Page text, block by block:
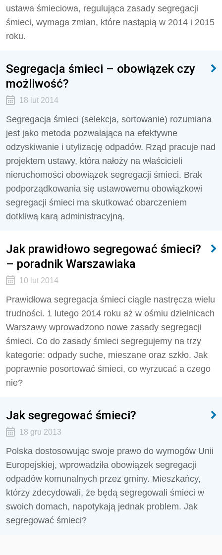
ustawa śmieciowa, regulująca zasady segregacji
śmieci, wymaga zmian, które nastąpią w 2014 i 2015
roku.
Segregacja śmieci – obowiązek czy
możliwość?
18 lut 2014
Segregacja śmieci (selekcja, sortowanie) rozumiana
jest jako metoda pozwalająca na efektywne
odzyskiwanie i utylizację odpadów. Rząd pracuje nad
projektem ustawy, która nałoży na właścicieli
nieruchomości obowiązek segregacji śmieci. Brak
podporządkowania się ustawowemu obowiązkowi
segregacji śmieci ma skutkować obarczeniem
dotkliwą karą administracyjną.
Jak prawidłowo segregować śmieci?
– poradnik Warszawiaka
10 lut 2014
Prawidłowa segregacja śmieci ciągle nastręcza wielu
trudności. 1 lutego 2014 roku aż w ośmiu dzielnicach
Warszawy wprowadzono nowe zasady segregacji
śmieci. Co do zasady śmieci segregujemy na trzy
kategorie: odpady suche, mieszane oraz szkło. Jak
poprawnie posortować śmieci, co wyrzucać a czego
nie?
Jak segregować śmieci?
18 gru 2013
Polska dostosowując swoje prawo do wymogów Unii
Europejskiej, wprowadziła obowiązek segregacji
odpadów komunalnych przez gminy. Mieszkańcy,
którzy zdecydowali, że będą segregowali śmieci w
swoich domach, napotykają jednak problem. Jak
segregować śmieci?